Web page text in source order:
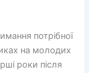
потрібної
на молодих
роки після